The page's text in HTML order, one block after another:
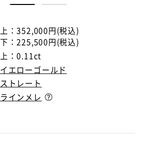
上：352,000円(税込)
下：225,500円(税込)
上：0.11ct
イエローゴールド
ストレート
ラインメレ